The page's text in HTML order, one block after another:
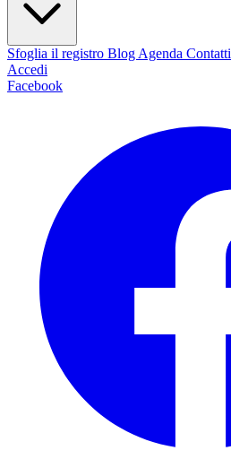
Sfoglia il registro Blog Agenda Contatti
Accedi
Facebook